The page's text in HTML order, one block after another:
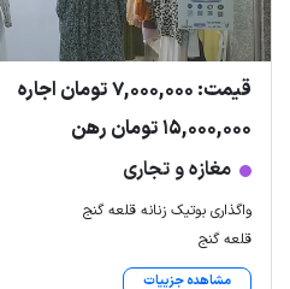
قیمت: 7,000,000 تومان اجاره
15,000,000 تومان رهن
مغازه و تجاری
واگذاری بوتیک زنانه قلعه گنج
قلعه گنج
مشاهده جزییات